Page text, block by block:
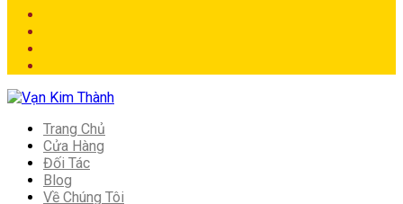
Trang Chủ
Cửa Hàng
Đối Tác
Blog
Về Chúng Tôi